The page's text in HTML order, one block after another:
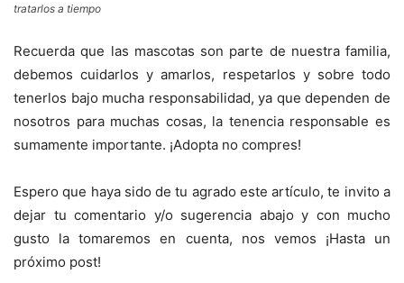
tratarlos a tiempo
Recuerda que las mascotas son parte de nuestra familia,
debemos cuidarlos y amarlos, respetarlos y sobre todo
tenerlos bajo mucha responsabilidad, ya que dependen de
nosotros para muchas cosas, la tenencia responsable es
sumamente importante. ¡Adopta no compres!
Espero que haya sido de tu agrado este artículo, te invito a
dejar tu comentario y/o sugerencia abajo y con mucho
gusto la tomaremos en cuenta, nos vemos ¡Hasta un
próximo post!